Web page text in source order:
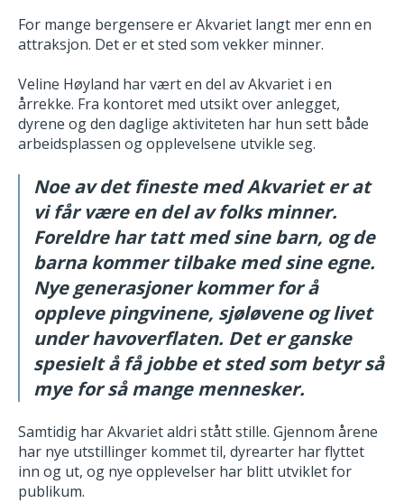
For mange bergensere er Akvariet langt mer enn en
attraksjon. Det er et sted som vekker minner.
Veline Høyland har vært en del av Akvariet i en
årrekke. Fra kontoret med utsikt over anlegget,
dyrene og den daglige aktiviteten har hun sett både
arbeidsplassen og opplevelsene utvikle seg.
Noe av det fineste med Akvariet er at
vi får være en del av folks minner.
Foreldre har tatt med sine barn, og de
barna kommer tilbake med sine egne.
Nye generasjoner kommer for å
oppleve pingvinene, sjøløvene og livet
under havoverflaten. Det er ganske
spesielt å få jobbe et sted som betyr så
mye for så mange mennesker.
Samtidig har Akvariet aldri stått stille. Gjennom årene
har nye utstillinger kommet til, dyrearter har flyttet
inn og ut, og nye opplevelser har blitt utviklet for
publikum.